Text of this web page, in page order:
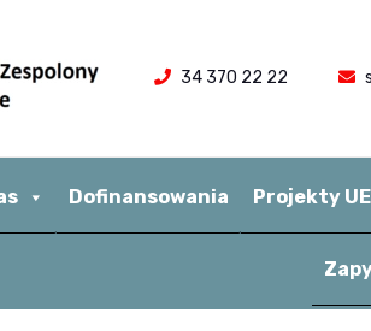
34 370 22 22
Dofinansowania Projekty UE